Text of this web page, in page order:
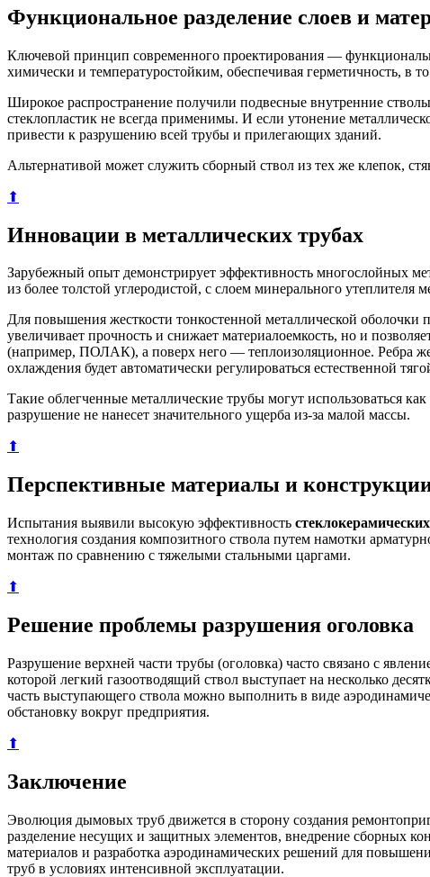
Функциональное разделение слоев и
Ключевой принцип современного проектирования —
химически и температуростойким, обеспечивая герметичность, в
Широкое распространение получили подвесные внутренние
стеклопластик не всегда применимы. И если утонение
привести к разрушению всей трубы и прилегающих зданий.
Альтернативой может служить сборный ствол из тех же клепок,
⬆
Инновации в металлических трубах
Зарубежный опыт демонстрирует эффективность многослойных
из более толстой углеродистой, с слоем минерального
Для повышения жесткости тонкостенной металлической оболочки
увеличивает прочность и снижает материалоемкость, но и
(например, ПОЛАК), а поверх него — теплоизоляционное. Ребра
охлаждения будет автоматически регулироваться естественной
Такие облегченные металлические трубы могут использоваться
разрушение не нанесет значительного ущерба из-за малой массы.
⬆
Перспективные материалы и
Испытания выявили высокую эффективность
технология создания композитного ствола путем намотки
монтаж по сравнению с тяжелыми стальными царгами.
⬆
Решение проблемы разрушения оголовка
Разрушение верхней части трубы (оголовка) часто связано с
которой легкий газоотводящий ствол выступает на несколько
часть выступающего ствола можно выполнить в виде
обстановку вокруг предприятия.
⬆
Заключение
Эволюция дымовых труб движется в сторону создания
разделение несущих и защитных элементов, внедрение сборных
материалов и разработка аэродинамических решений для
труб в условиях интенсивной эксплуатации.